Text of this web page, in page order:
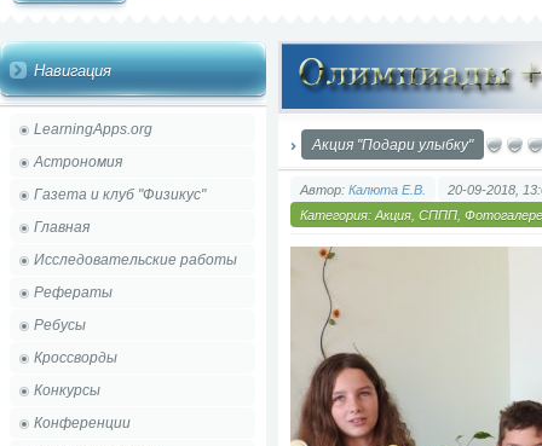
Навигация
LearningApps.org
Астрономия
Газета и клуб "Физикус"
Главная
Исследовательские работы
Рефераты
Ребусы
Кроссворды
Конкурсы
Конференции
Акция "Подари улыбку"
Автор: Калюта Е.В.
20-09-2018,
Категория: Акция СППП